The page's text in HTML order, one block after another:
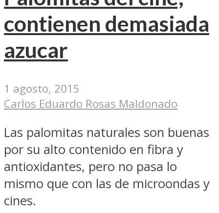
contienen demasiada
azucar
1 agosto, 2015
Carlos Eduardo Rosas Maldonado
Las palomitas naturales son buenas
por su alto contenido en fibra y
antioxidantes, pero no pasa lo
mismo que con las de microondas y
cines.